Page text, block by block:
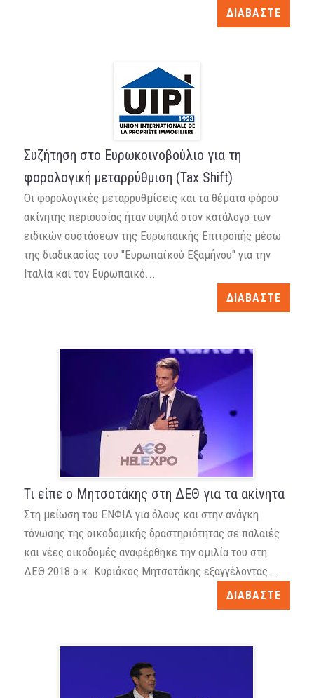
ΔΙΑΒΑΣΤΕ
Συζήτηση στο Ευρωκοινοβούλιο για τη
φορολογική μεταρρύθμιση (Tax Shift)
Οι φορολογικές μεταρρυθμίσεις και τα θέματα φόρου
ακίνητης περιουσίας ήταν υψηλά στον κατάλογο των
ειδικών συστάσεων της Ευρωπαικής Επιτροπής μέσω
της διαδικασίας του "Ευρωπαϊκού Εξαμήνου" για την
Ιταλία και τον Ευρωπαικό...
ΔΙΑΒΑΣΤΕ
Τι είπε ο Μητσοτάκης στη ΔΕΘ για τα ακίνητα
Στη μείωση του ΕΝΦΙΑ για όλους και στην ανάγκη
τόνωσης της οικοδομικής δραστηριότητας σε παλαιές
και νέες οικοδομές αναφέρθηκε την ομιλία του στη
ΔΕΘ 2018 ο κ. Κυριάκος Μητσοτάκης εξαγγέλοντας...
ΔΙΑΒΑΣΤΕ